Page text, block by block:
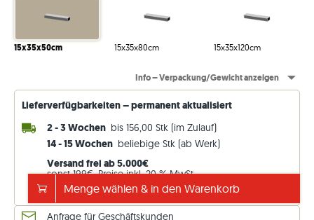
15x35x50cm 15x35x80cm 15x35x120cm
Info – Verpackung/Gewicht anzeigen
Lieferverfügbarkeiten – permanent aktualisiert
2 - 3 Wochen bis 156,00 Stk (im Zulauf)
14 - 15 Wochen beliebige Stk (ab Werk)
Versand frei ab 5.000€
sonst 199€. Preise inkl. 20 % MwSt.
Lieferdetails ansehen
Anfrage für Geschäftskunden
Menge wählen & in den Warenkorb